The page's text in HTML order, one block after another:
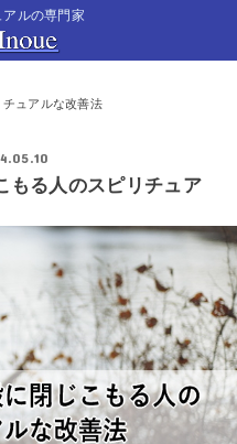
ルの専門家
ュアルな改善法
もる人のスピリチュア